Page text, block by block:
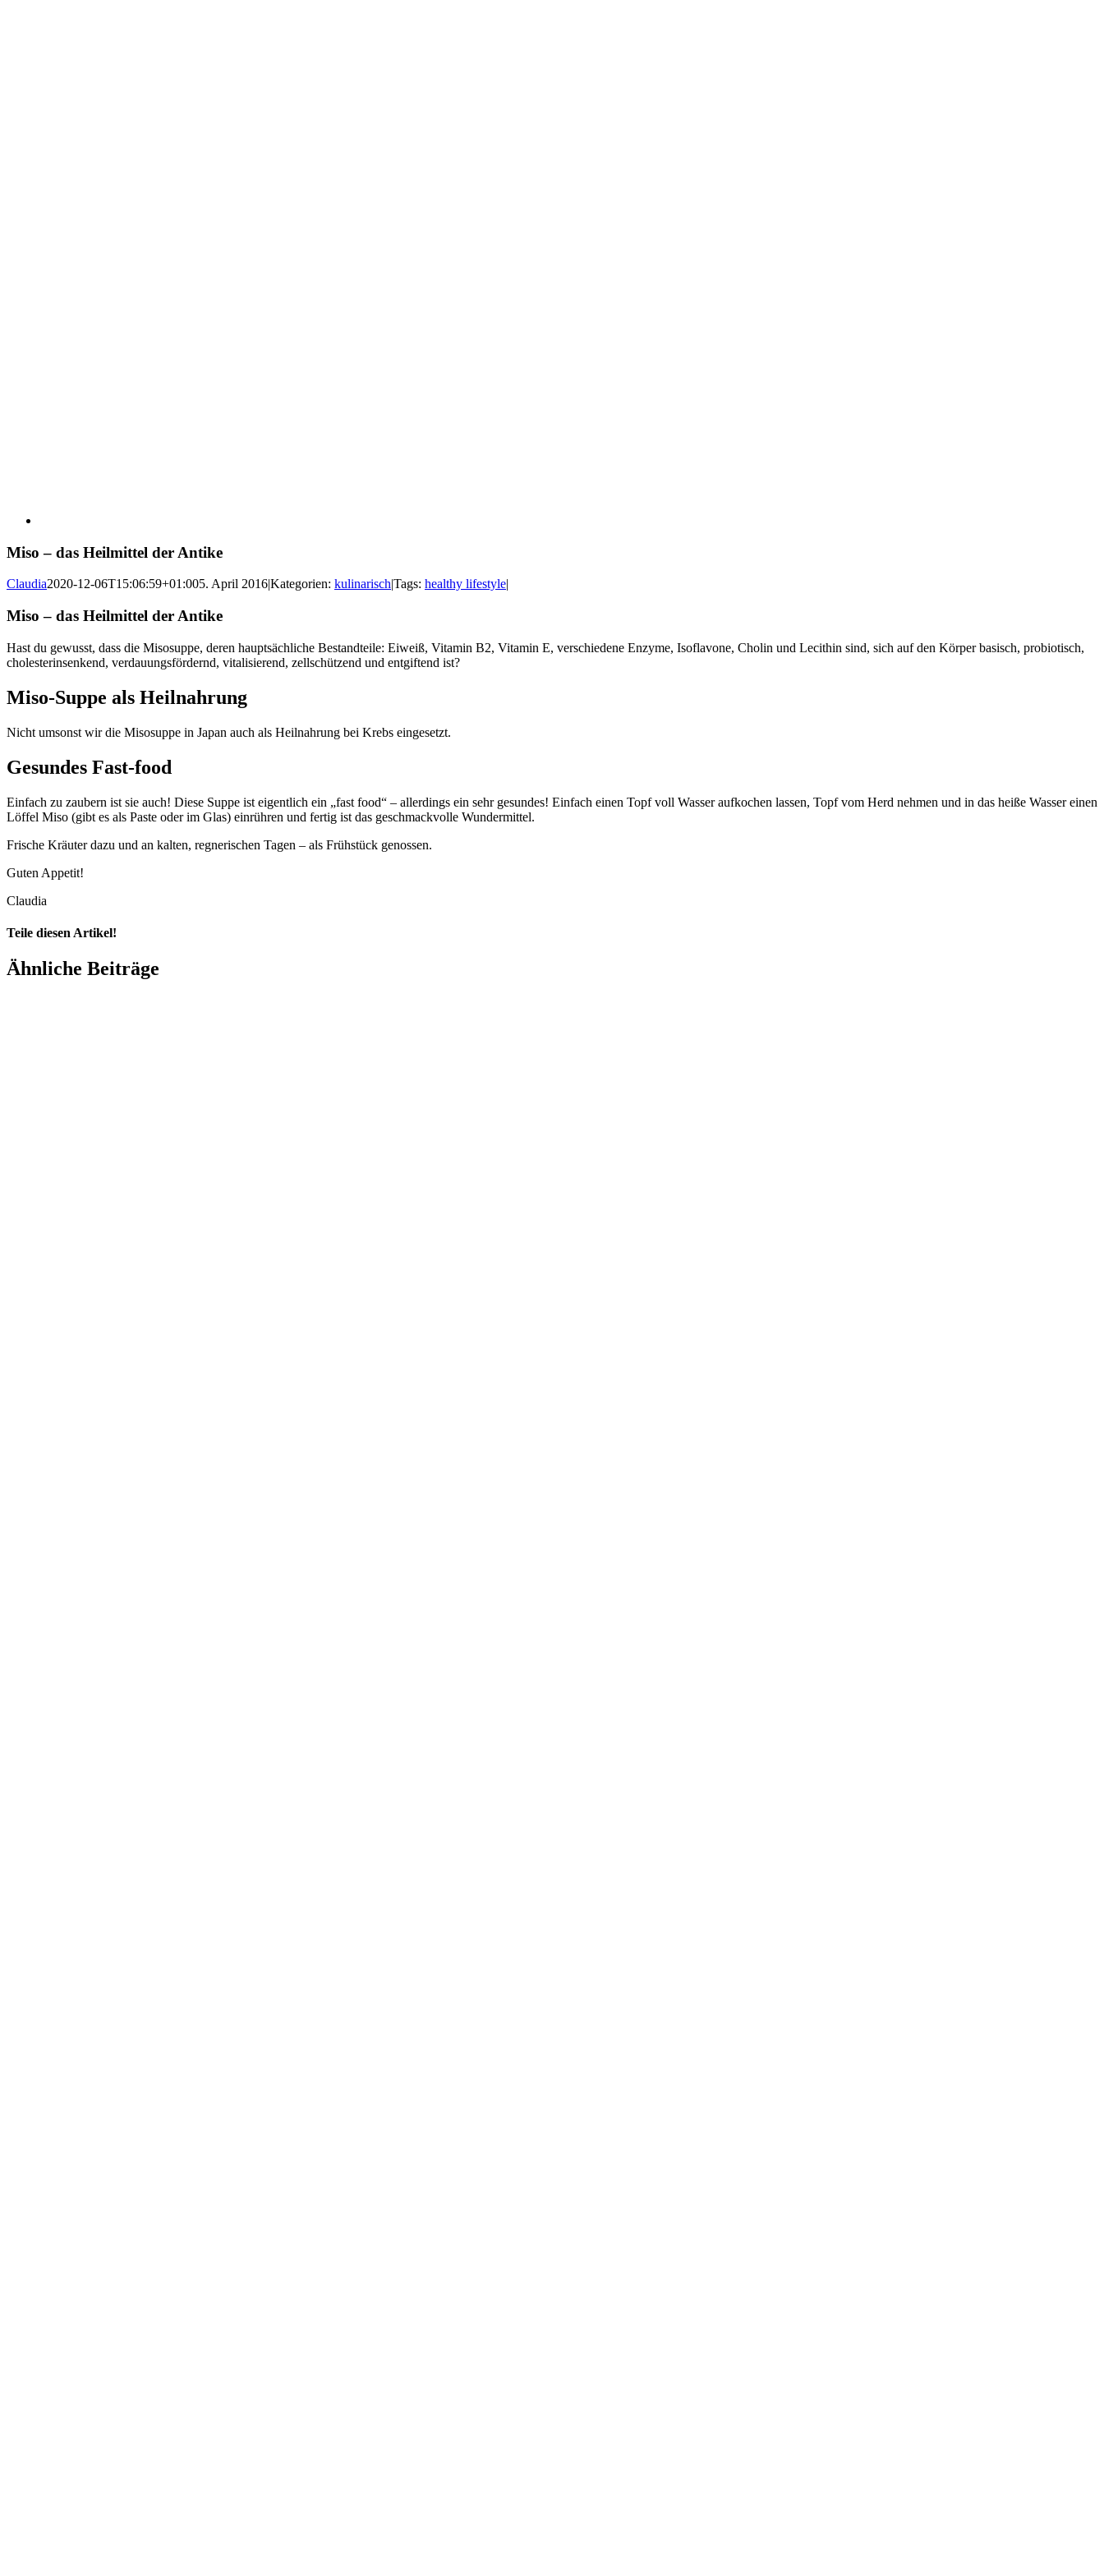
Miso – das Heilmittel der Antike
Claudia2020-12-06T15:06:59+01:005. April 2016|Kategorien: kulinarisch|Tags: healthy lifestyle|
Miso – das Heilmittel der Antike
Hast du gewusst, dass die Misosuppe, deren hauptsächliche Bestandteile: Eiweiß, Vitamin B2, Vitamin E, verschiedene Enzyme, Isoflavone, Cholin und Lecithin sind, sich auf den Körper basisch, probiotisch,
cholesterinsenkend, verdauungsfördernd, vitalisierend, zellschützend und entgiftend ist?
Miso-Suppe als Heilnahrung
Nicht umsonst wir die Misosuppe in Japan auch als Heilnahrung bei Krebs eingesetzt.
Gesundes Fast-food
Einfach zu zaubern ist sie auch! Diese Suppe ist eigentlich ein „fast food“ – allerdings ein sehr gesundes! Einfach einen Topf voll Wasser aufkochen lassen, Topf vom Herd nehmen und in das heiße Wasser einen
Löffel Miso (gibt es als Paste oder im Glas) einrühren und fertig ist das geschmackvolle Wundermittel.
Frische Kräuter dazu und an kalten, regnerischen Tagen – als Frühstück genossen.
Guten Appetit!
Claudia
Teile diesen Artikel!
Facebook
X
LinkedIn
WhatsApp
Pinterest
Xing
Ähnliche Beiträge